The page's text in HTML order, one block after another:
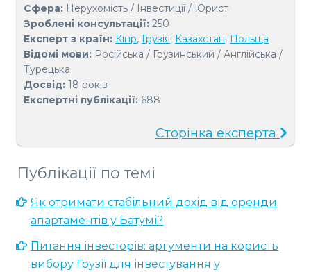
Сфера: Нерухомість / Інвестиції / Юрист
Зроблені консультації: 250
Експерт з країн: Кіпр, Грузія, Казахстан, Польща
Відомі мови: Російська / Грузинський / Англійська /
Турецька
Досвід: 18 років
Експертні публікації: 688
Сторінка експерта
Публікації по темі
Як отримати стабільний дохід від оренди
апартаментів у Батумі?
Питання інвесторів: аргументи на користь
вибору Грузії для інвестування у